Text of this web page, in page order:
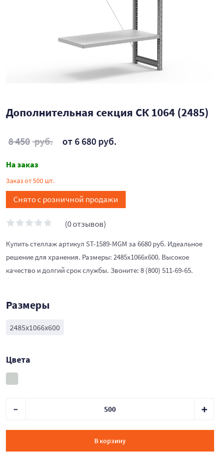
Дополнительная секция СК 1064 (2485)
8 450 руб. от 6 680 руб.
На заказ
Заказ от 500 шт.
Снято с розничной продажи
(0 отзывов)
Купить стеллаж артикул ST-1589-MGM за 6680 руб. Идеальное
решение для хранения. Размеры: 2485x1066x600. Высокое
качество и долгий срок службы. Звоните: 8 (800) 511-69-65.
Размеры
2485x1066x600
Цвета
В корзину